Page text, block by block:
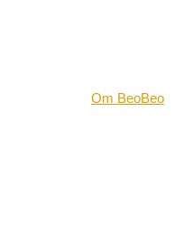
Om BeoBeo